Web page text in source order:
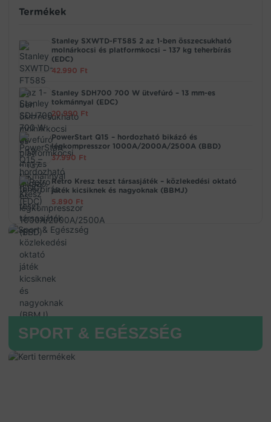
Termékek
Stanley SXWTD-FT585 2 az 1-ben összecsukható
molnárkocsi és platformkocsi – 137 kg teherbírás
(EDC)
42.990 Ft
Stanley SDH700 700 W ütvefúró – 13 mm-es
tokmánnyal (EDC)
20.990 Ft
PowerStart Q15 – hordozható bikázó és
légkompresszor 1000A/2000A/2500A (BBD)
37.990 Ft
Retro Kresz teszt társasjáték – közlekedési oktató
játék kicsiknek és nagyoknak (BBMJ)
5.890 Ft
SPORT & EGÉSZSÉG